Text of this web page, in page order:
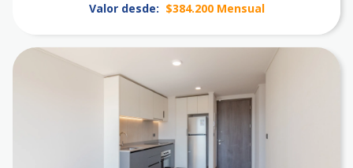
Valor desde: $384.200 Mensual